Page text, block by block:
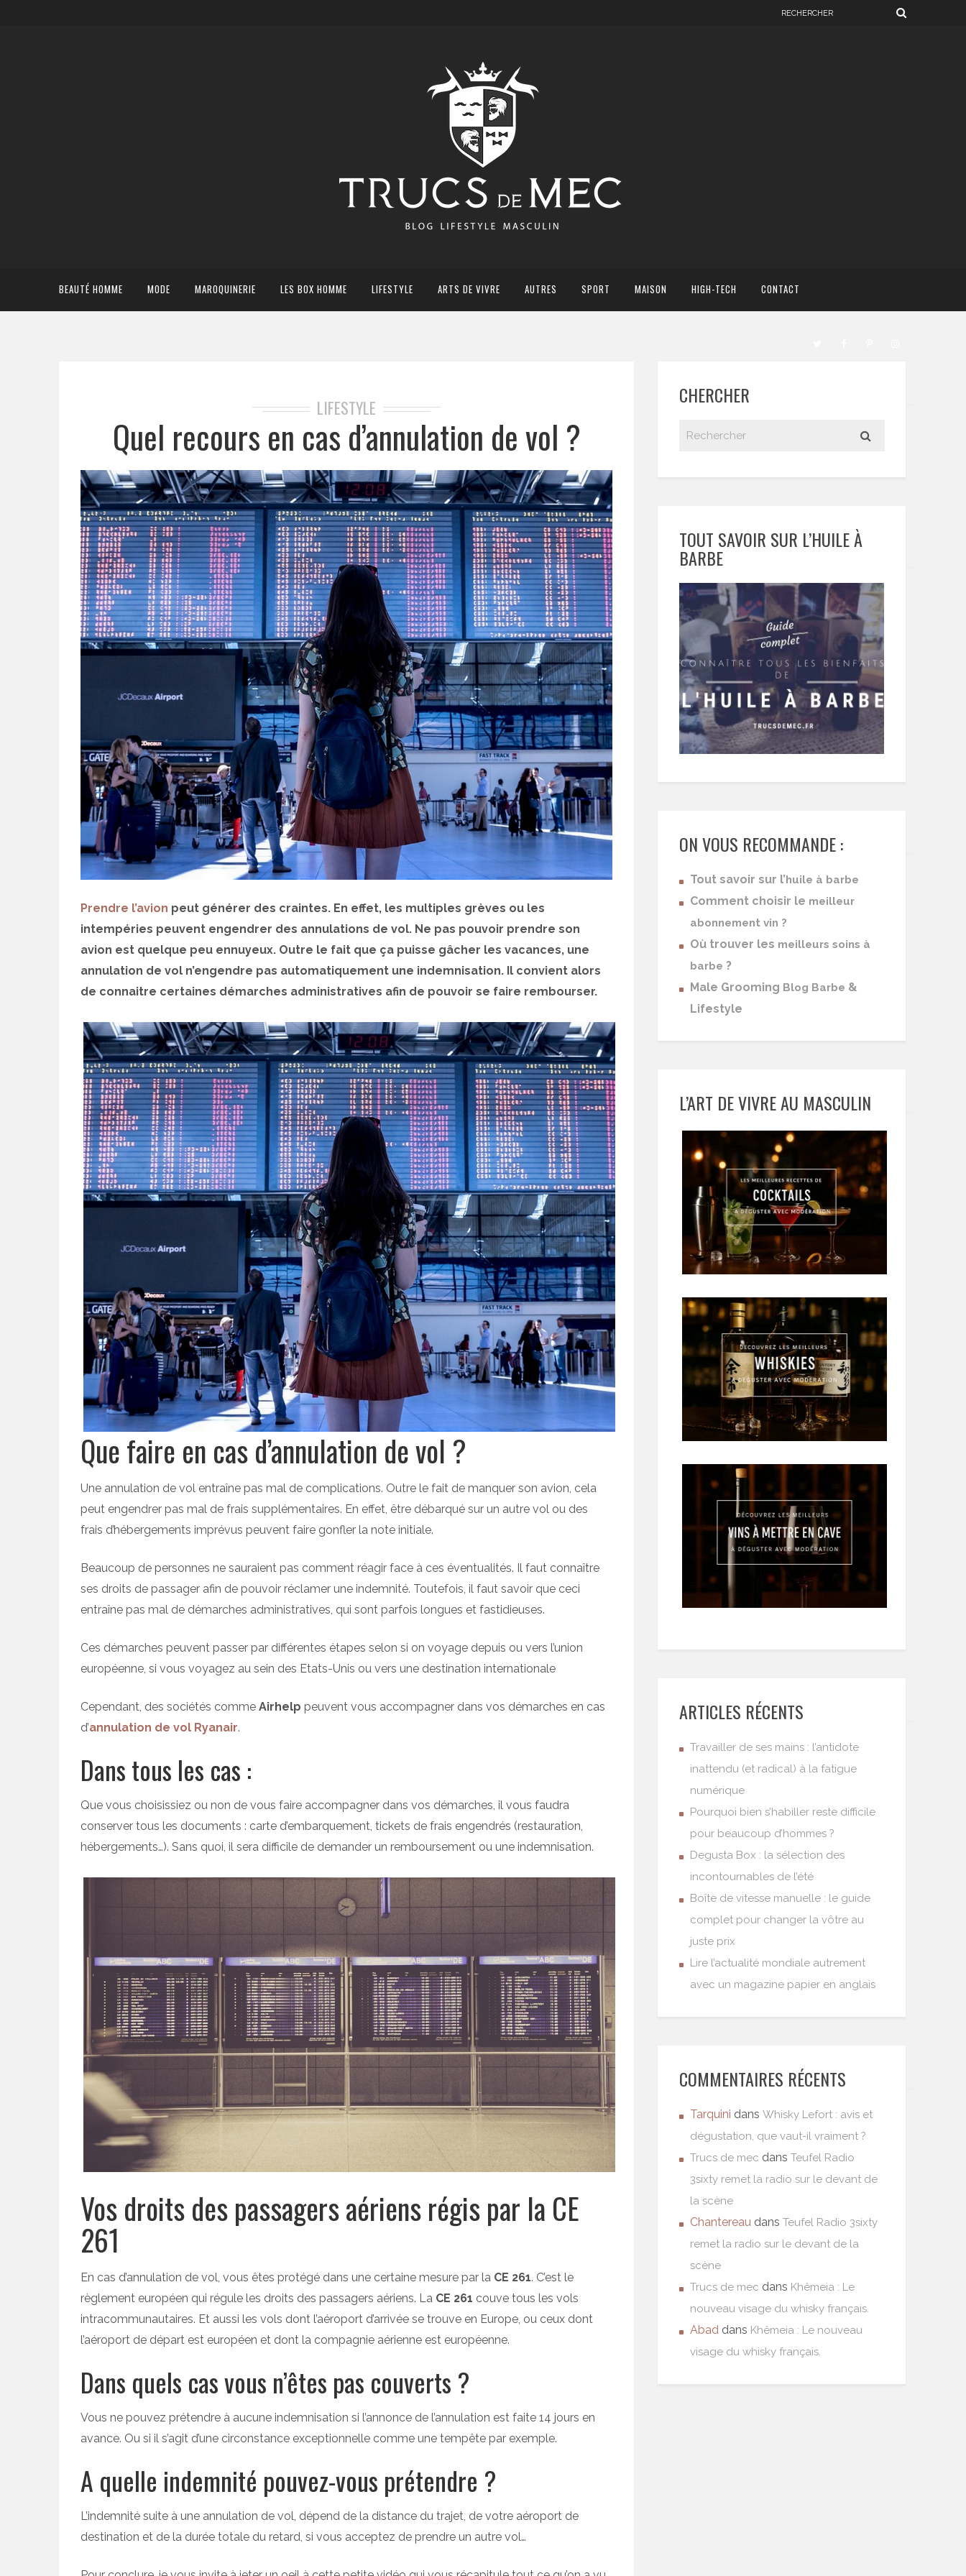
BEAUTÉ HOMME MODE MAROQUINERIE LES BOX HOMME LIFESTYLE ARTS DE VIVRE AUTRES SPORT MAISON HIGH-TECH CONTACT
LIFESTYLE
Quel recours en cas d’annulation de vol ?
Prendre l’avion peut générer des craintes. En effet, les multiples grèves ou les
intempéries peuvent engendrer des annulations de vol. Ne pas pouvoir prendre son
avion est quelque peu ennuyeux. Outre le fait que ça puisse gâcher les vacances, une
annulation de vol n’engendre pas automatiquement une indemnisation. Il convient alors
de connaitre certaines démarches administratives afin de pouvoir se faire rembourser.
Que faire en cas d’annulation de vol ?
Une annulation de vol entraîne pas mal de complications. Outre le fait de manquer son avion, cela
peut engendrer pas mal de frais supplémentaires. En effet, être débarqué sur un autre vol ou des
frais d’hébergements imprévus peuvent faire gonfler la note initiale.
Beaucoup de personnes ne sauraient pas comment réagir face à ces éventualités. Il faut connaître
ses droits de passager afin de pouvoir réclamer une indemnité. Toutefois, il faut savoir que ceci
entraîne pas mal de démarches administratives, qui sont parfois longues et fastidieuses.
Ces démarches peuvent passer par différentes étapes selon si on voyage depuis ou vers l’union
européenne, si vous voyagez au sein des Etats-Unis ou vers une destination internationale
Cependant, des sociétés comme Airhelp peuvent vous accompagner dans vos démarches en cas
d’annulation de vol Ryanair.
Dans tous les cas :
Que vous choisissiez ou non de vous faire accompagner dans vos démarches, il vous faudra
conserver tous les documents : carte d’embarquement, tickets de frais engendrés (restauration,
hébergements…). Sans quoi, il sera difficile de demander un remboursement ou une indemnisation.
Vos droits des passagers aériens régis par la CE
261
En cas d’annulation de vol, vous êtes protégé dans une certaine mesure par la CE 261. C’est le
règlement européen qui régule les droits des passagers aériens. La CE 261 couve tous les vols
intracommunautaires. Et aussi les vols dont l’aéroport d’arrivée se trouve en Europe, ou ceux dont
l’aéroport de départ est européen et dont la compagnie aérienne est européenne.
Dans quels cas vous n’êtes pas couverts ?
Vous ne pouvez prétendre à aucune indemnisation si l’annonce de l’annulation est faite 14 jours en
avance. Ou si il s’agit d’une circonstance exceptionnelle comme une tempête par exemple.
A quelle indemnité pouvez-vous prétendre ?
L’indemnité suite à une annulation de vol, dépend de la distance du trajet, de votre aéroport de
destination et de la durée totale du retard, si vous acceptez de prendre un autre vol…
CHERCHER
TOUT SAVOIR SUR L’HUILE À
BARBE
ON VOUS RECOMMANDE :
Tout savoir sur l’ huile à barbe
Comment choisir le meilleur
abonnement vin ?
Où trouver les meilleurs soins à
barbe ?
Male Grooming Blog Barbe &
Lifestyle
L’ART DE VIVRE AU MASCULIN
ARTICLES RÉCENTS
Travailler de ses mains : l’antidote
inattendu (et radical) à la fatigue
numérique
Pourquoi bien s’habiller reste difficile
pour beaucoup d’hommes ?
Degusta Box : la sélection des
incontournables de l’été
Boîte de vitesse manuelle : le guide
complet pour changer la vôtre au
juste prix
Lire l’actualité mondiale autrement
avec un magazine papier en anglais
COMMENTAIRES RÉCENTS
Tarquini dans Whisky Lefort : avis et
dégustation, que vaut-il vraiment ?
Trucs de mec dans Teufel Radio
3sixty remet la radio sur le devant de
la scène
Chantereau dans Teufel Radio 3sixty
remet la radio sur le devant de la
scène
Trucs de mec dans Khêmeia : Le
nouveau visage du whisky français.
Abad dans Khêmeia : Le nouveau
visage du whisky français.